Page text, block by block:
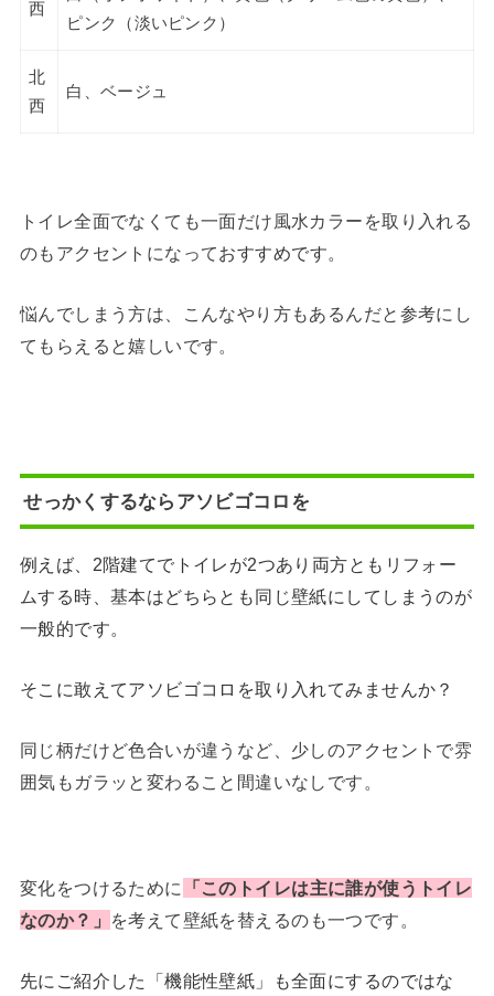
西
ピンク（淡いピンク）
北
西
白、ベージュ
トイレ全面でなくても一面だけ風水カラーを取り入れる
のもアクセントになっておすすめです。
悩んでしまう方は、こんなやり方もあるんだと参考にし
てもらえると嬉しいです。
せっかくするならアソビゴコロを
例えば、2階建てでトイレが2つあり両方ともリフォー
ムする時、基本はどちらとも同じ壁紙にしてしまうのが
一般的です。
そこに敢えてアソビゴコロを取り入れてみませんか？
同じ柄だけど色合いが違うなど、少しのアクセントで雰
囲気もガラッと変わること間違いなしです。
変化をつけるために
「このトイレは主に誰が使うトイレ
なのか？」
を考えて壁紙を替えるのも一つです。
先にご紹介した「機能性壁紙」も全面にするのではな